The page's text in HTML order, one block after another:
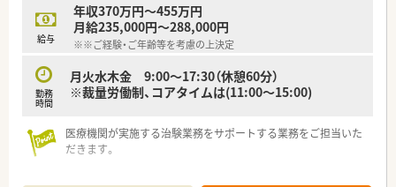
給与
年収370万円～455万円
月給235,000円～288,000円
※※ご経験・ご年齢等を考慮の上決定
勤務
時間
月火水木金 9:00～17:30（休憩60分）
※裁量労働制、コアタイムは(11:00～15:00)
医療機関が実施する治験業務をサポートする業務をご担当いた
だきます。